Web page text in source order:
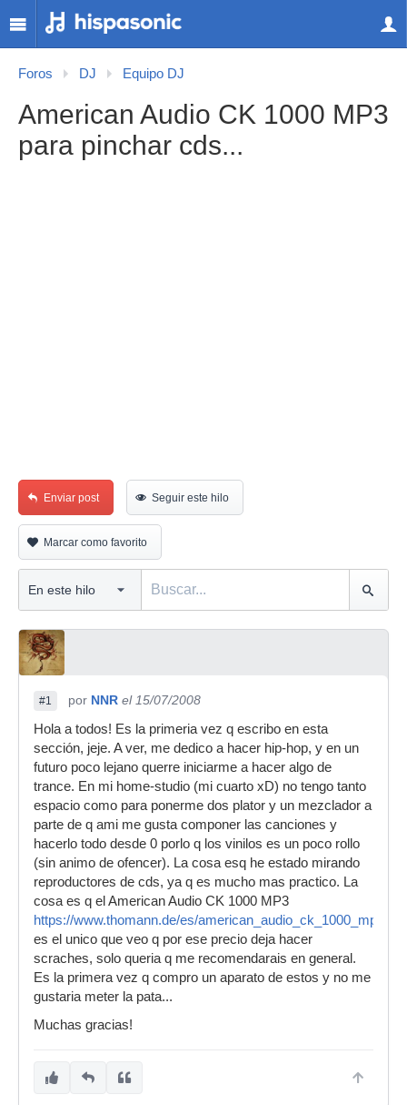
Foros DJ Equipo DJ
American Audio CK 1000 MP3
para pinchar cds...
Enviar post Seguir este hilo
Marcar como favorito
#1 por NNR el 15/07/2008
Hola a todos! Es la primeria vez q escribo en esta
sección, jeje. A ver, me dedico a hacer hip-hop, y en un
futuro poco lejano querre iniciarme a hacer algo de
trance. En mi home-studio (mi cuarto xD) no tengo tanto
espacio como para ponerme dos plator y un mezclador a
parte de q ami me gusta componer las canciones y
hacerlo todo desde 0 porlo q los vinilos es un poco rollo
(sin animo de ofencer). La cosa esq he estado mirando
reproductores de cds, ya q es mucho mas practico. La
cosa es q el American Audio CK 1000 MP3
https://www.thomann.de/es/
es el unico que veo q por ese precio deja hacer
scraches, solo queria q me recomendarais en general.
Es la primera vez q compro un aparato de estos y no me
gustaria meter la pata...
Muchas gracias!